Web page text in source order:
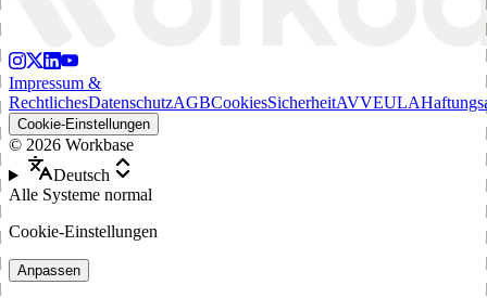
Impressum &
RechtlichesDatenschutzAGBCookiesSicherheitAVVEULA
Cookie-Einstellungen
© 2026 Workbase
Deutsch
Alle Systeme normal
Cookie-Einstellungen
Anpassen